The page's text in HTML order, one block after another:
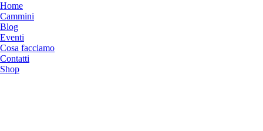
Home
Cammini
Blog
Eventi
Cosa facciamo
Contatti
Shop